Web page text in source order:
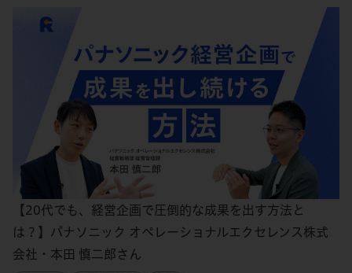
【20代でも、経営企画で圧倒的な成果を出す方法と
は？】パナソニック オペレーショナルエクセレンス株式
会社・本田 慎二郎さん